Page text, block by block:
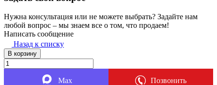
Нужна консультация или не можете выбрать? Задайте нам
любой вопрос – мы знаем все о том, что продаем!
Написать сообщение
Назад к списку
В корзину
Max Позвонить